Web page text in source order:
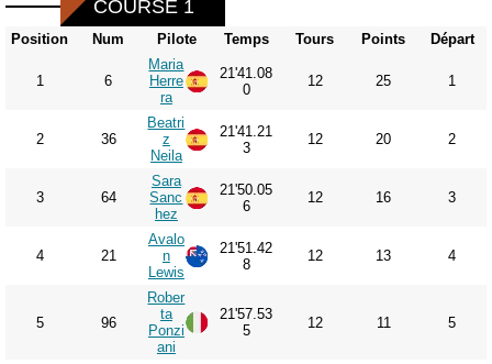
COURSE 1
Position Num Pilote Temps Tours Points Départ
1 6
Maria
Herre
ra
21'41.08
0
12 25 1
2 36
Beatri
z
Neila
21'41.21
3
12 20 2
3 64
Sara
Sanc
hez
21'50.05
6
12 16 3
4 21
Avalo
n
Lewis
21'51.42
8
12 13 4
5 96
Rober
ta
Ponzi
ani
21'57.53
5
12 11 5